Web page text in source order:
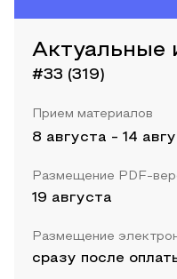
Актуальные
#33 (319)
Прием материалов
8 августа - 14
Размещение PDF-
19 августа
Размещение
сразу после